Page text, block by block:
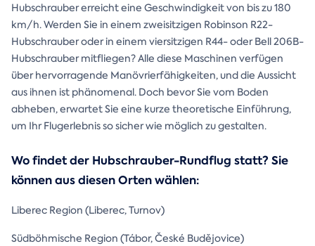
Hubschrauber erreicht eine Geschwindigkeit von bis zu 180
km/h. Werden Sie in einem zweisitzigen Robinson R22-
Hubschrauber oder in einem viersitzigen R44- oder Bell 206B-
Hubschrauber mitfliegen? Alle diese Maschinen verfügen
über hervorragende Manövrierfähigkeiten, und die Aussicht
aus ihnen ist phänomenal. Doch bevor Sie vom Boden
abheben, erwartet Sie eine kurze theoretische Einführung,
um Ihr Flugerlebnis so sicher wie möglich zu gestalten.
Wo findet der Hubschrauber-Rundflug statt? Sie
können aus diesen Orten wählen:
Liberec Region (Liberec, Turnov)
Südböhmische Region (Tábor, České Budějovice)